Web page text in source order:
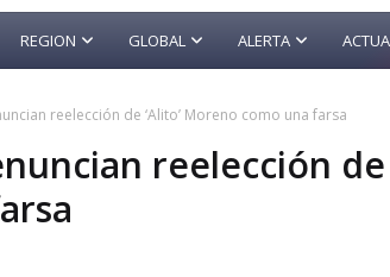
REGION GLOBAL ALERTA
reelección de ‘Alito’ Moreno como una farsa
reelección de